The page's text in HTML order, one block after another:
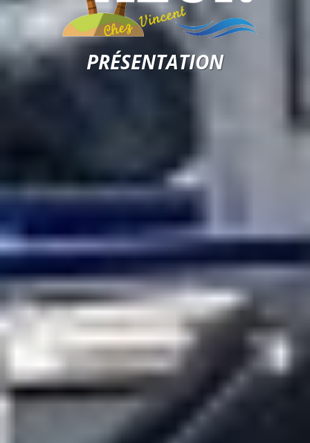
PRÉSENTATION